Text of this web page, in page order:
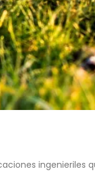
ingenieriles